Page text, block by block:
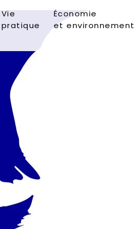
Vie
pratique
Économie
et environnement